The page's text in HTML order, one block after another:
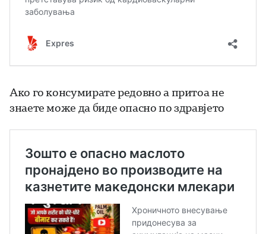
Ако го консумирате редовно а притоа не
знаете може да биде опасно по здравјето